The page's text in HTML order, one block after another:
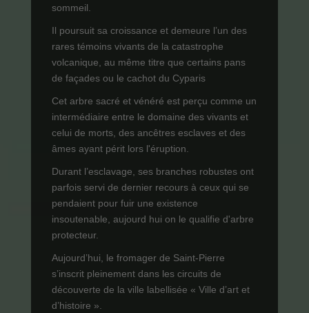
sommeil.
Il poursuit sa croissance et demeure l’un des
rares témoins vivants de la catastrophe
volcanique, au même titre que certains pans
de façades ou le cachot du Cyparis
Cet arbre sacré et vénéré est perçu comme un
intermédiaire entre le domaine des vivants et
celui de morts, des ancêtres esclaves et des
âmes ayant périt lors l'éruption.
Durant l’esclavage, ses branches robustes ont
parfois servi de dernier recours à ceux qui se
pendaient pour fuir une existence
insoutenable, aujourd hui on le qualifie d'arbre
protecteur.
Aujourd’hui, le fromager de Saint-Pierre
s’inscrit pleinement dans les circuits de
découverte de la ville labellisée « Ville d’art et
d’histoire ».